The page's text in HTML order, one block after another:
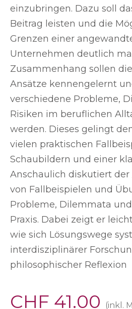
einzubringen. Dazu soll
Beitrag leisten und die
Grenzen einer
Unternehmen deutlich
Zusammenhang sollen
Ansätze kennengelernt
verschiedene Probleme,
Risiken im beruflichen
werden. Dieses gelingt
vielen praktischen
Schaubildern und einer
Anschaulich diskutiert
von Fallbeispielen und
Probleme, Dilemmata
Praxis. Dabei zeigt er
wie sich Lösungswege
interdisziplinärer
philosophischer Reflexion
CHF 41.00 (inkl.